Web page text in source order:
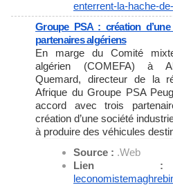
enterrent-la-hache-
Groupe PSA : création
partenaires algériens
En marge du Comité
algérien (COMEFA) à
Quemard, directeur de la
Afrique du Groupe PSA
accord avec trois
création d’une société
à produire des véhicules
Source : .Web